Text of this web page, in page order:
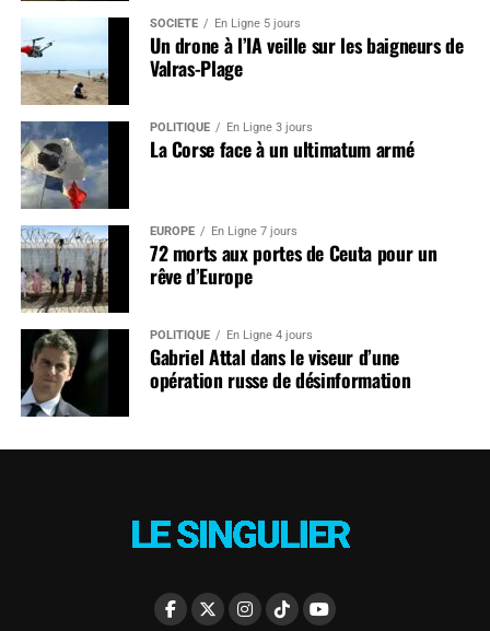
SOCIÉTÉ En Ligne 5 jours
Un drone à l’IA veille sur les baigneurs de
Valras-Plage
POLITIQUE En Ligne 3 jours
La Corse face à un ultimatum armé
EUROPE En Ligne 7 jours
72 morts aux portes de Ceuta pour un
rêve d’Europe
POLITIQUE En Ligne 4 jours
Gabriel Attal dans le viseur d’une
opération russe de désinformation